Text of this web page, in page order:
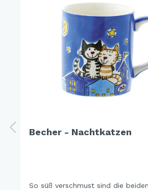
Becher - Nachtkatzen
So süß verschmust sind die